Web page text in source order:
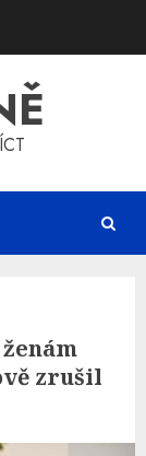
zrušil